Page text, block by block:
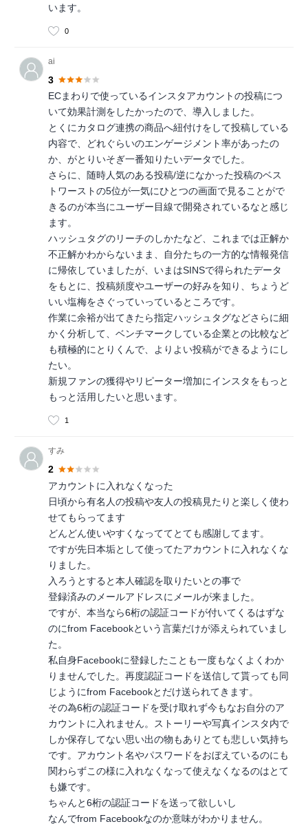
います。
0
ai
3
ECまわりで使っているインスタアカウントの投稿につ
いて効果計測をしたかったので、導入しました。
とくにカタログ連携の商品へ紐付けをして投稿している
内容で、どれぐらいのエンゲージメント率があったの
か、がとりいそぎ一番知りたいデータでした。
さらに、随時人気のある投稿/逆になかった投稿のベス
トワーストの5位が一気にひとつの画面で見ることがで
きるのが本当にユーザー目線で開発されているなと感じ
ます。
ハッシュタグのリーチのしかたなど、これまでは正解か
不正解かわからないまま、自分たちの一方的な情報発信
に帰依していましたが、いまはSINSで得られたデータ
をもとに、投稿頻度やユーザーの好みを知り、ちょうど
いい塩梅をさぐっていっているところです。
作業に余裕が出てきたら指定ハッシュタグなどさらに細
かく分析して、ベンチマークしている企業との比較など
も積極的にとりくんで、よりよい投稿ができるようにし
たい。
新規ファンの獲得やリピーター増加にインスタをもっと
もっと活用したいと思います。
1
すみ
2
アカウントに入れなくなった
日頃から有名人の投稿や友人の投稿見たりと楽しく使わ
せてもらってます
どんどん使いやすくなっててとても感謝してます。
ですが先日本垢として使ってたアカウントに入れなくな
りました。
入ろうとすると本人確認を取りたいとの事で
登録済みのメールアドレスにメールが来ました。
ですが、本当なら6桁の認証コードが付いてくるはずな
のにfrom Facebookという言葉だけが添えられていまし
た。
私自身Facebookに登録したことも一度もなくよくわか
りませんでした。再度認証コードを送信して貰っても同
じようにfrom Facebookとだけ送られてきます。
その為6桁の認証コードを受け取れず今もなお自分のア
カウントに入れません。ストーリーや写真インスタ内で
しか保存してない思い出の物もありとても悲しい気持ち
です。アカウント名やパスワードをおぼえているのにも
関わらずこの様に入れなくなって使えなくなるのはとて
も嫌です。
ちゃんと6桁の認証コードを送って欲しいし
なんでfrom Facebookなのか意味がわかりません。